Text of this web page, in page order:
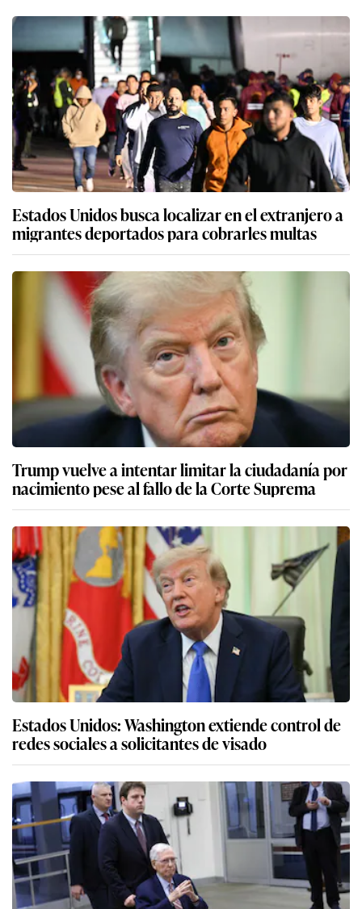
Estados Unidos busca localizar en el extranjero a
migrantes deportados para cobrarles multas
Trump vuelve a intentar limitar la ciudadanía por
nacimiento pese al fallo de la Corte Suprema
Estados Unidos: Washington extiende control de
redes sociales a solicitantes de visado